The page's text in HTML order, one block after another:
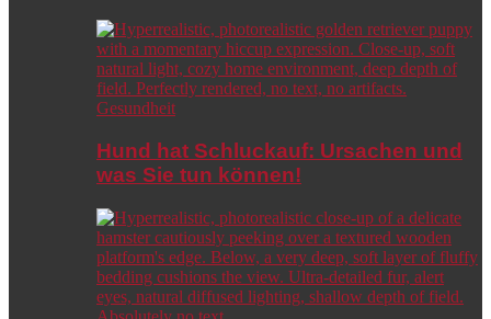
Gesundheit
Hund hat Schluckauf: Ursachen und
was Sie tun können!